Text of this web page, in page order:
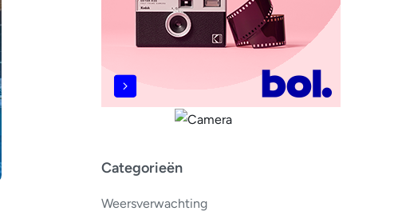
Categorieën
Weersverwachting